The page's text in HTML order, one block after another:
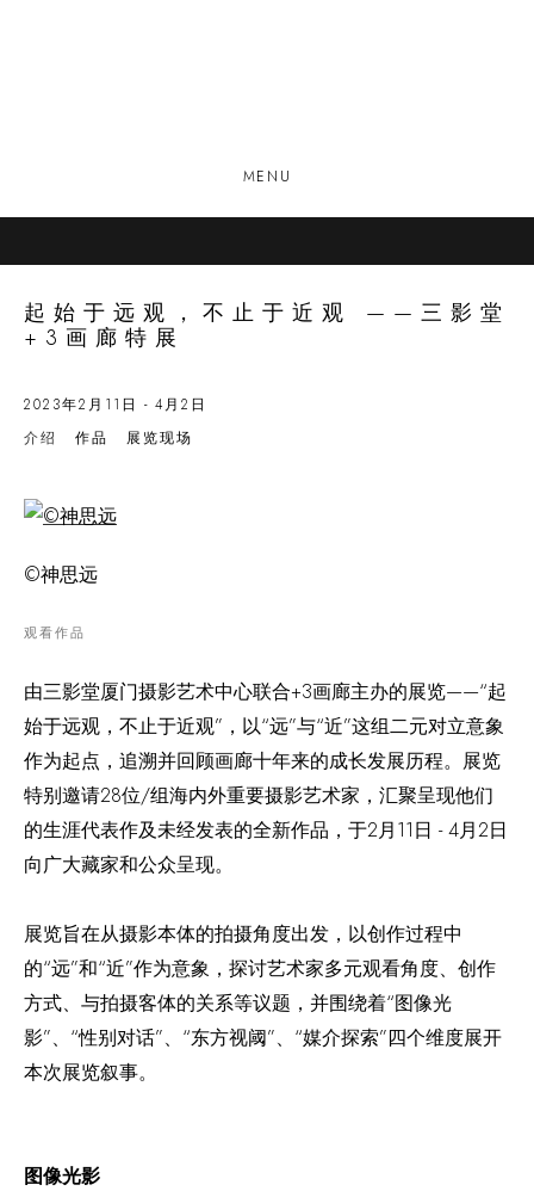
MENU
起始于远观，不止于近观 ——三影堂
+3画廊特展
2023年2月11日 - 4月2日
介绍
作品 展览现场
©️神思远
观看作品
由三影堂厦门摄影艺术中心联合+3画廊主办的展览——“起
始于远观，不止于近观”，以“远”与“近”这组二元对立意象
作为起点，追溯并回顾画廊十年来的成长发展历程。展览
特别邀请28位/组海内外重要摄影艺术家，汇聚呈现他们
的生涯代表作及未经发表的全新作品，于2月11日 - 4月2日
向广大藏家和公众呈现。
展览旨在从摄影本体的拍摄角度出发，以创作过程中
的“远”和“近”作为意象，探讨艺术家多元观看角度、创作
方式、与拍摄客体的关系等议题，并围绕着“图像光
影”、“性别对话”、“东方视阈”、“媒介探索”四个维度展开
本次展览叙事。
图像光影